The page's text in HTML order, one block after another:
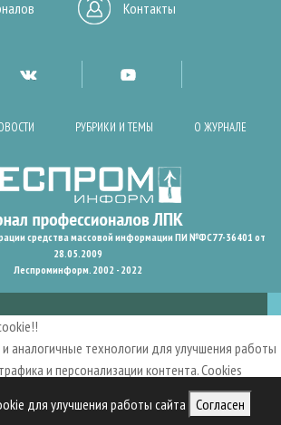
для улучшения работы сайта Согласен
Контакты
РУБРИКИ И ТЕМЫ О ЖУРНАЛЕ
средства массовой информации ПИ №ФС77-36401 от
28.05.2009
Леспроминформ. 2002 - 2022
аналогичные технологии для улучшения работы
и персонализации контента. Cookies